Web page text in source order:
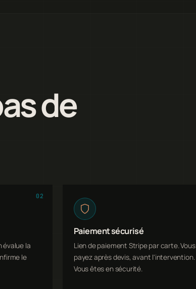
de
02
évalue la
le
Paiement sécurisé
Lien de paiement Stripe par carte. Vous
payez après devis, avant l'intervention.
Vous êtes en sécurité.